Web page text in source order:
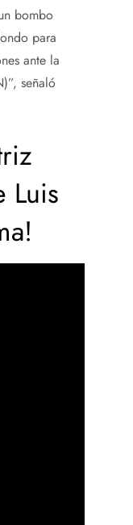
bombo
para
ante la
señaló
Luis